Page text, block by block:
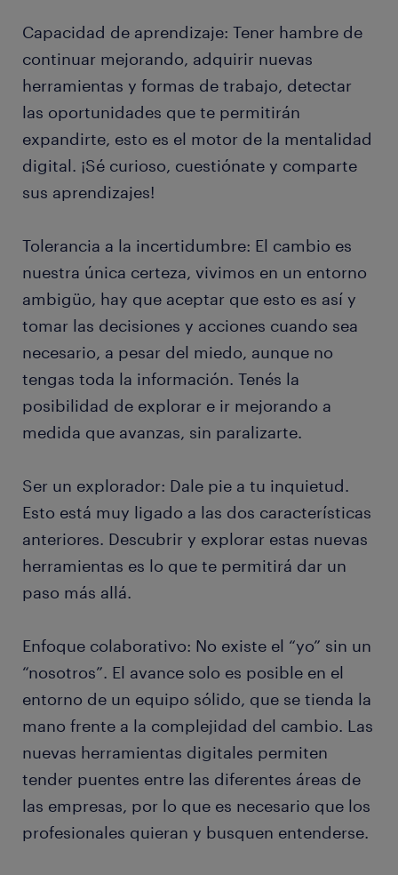
Capacidad de aprendizaje: Tener hambre de
continuar mejorando, adquirir nuevas
herramientas y formas de trabajo, detectar
las oportunidades que te permitirán
expandirte, esto es el motor de la mentalidad
digital. ¡Sé curioso, cuestiónate y comparte
sus aprendizajes!
Tolerancia a la incertidumbre: El cambio es
nuestra única certeza, vivimos en un entorno
ambigüo, hay que aceptar que esto es así y
tomar las decisiones y acciones cuando sea
necesario, a pesar del miedo, aunque no
tengas toda la información. Tenés la
posibilidad de explorar e ir mejorando a
medida que avanzas, sin paralizarte.
Ser un explorador: Dale pie a tu inquietud.
Esto está muy ligado a las dos características
anteriores. Descubrir y explorar estas nuevas
herramientas es lo que te permitirá dar un
paso más allá.
Enfoque colaborativo: No existe el “yo” sin un
“nosotros”. El avance solo es posible en el
entorno de un equipo sólido, que se tienda la
mano frente a la complejidad del cambio. Las
nuevas herramientas digitales permiten
tender puentes entre las diferentes áreas de
las empresas, por lo que es necesario que los
profesionales quieran y busquen entenderse.